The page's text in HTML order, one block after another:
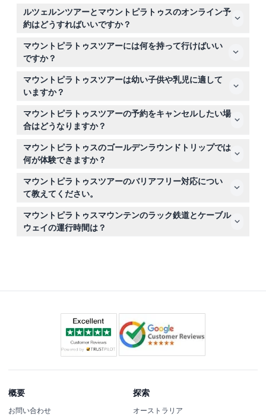
ルツェルンツアーとマウントピラトゥスのオンライン予
約はどうすればいいですか？
このウェブサイトでご希望の日付を選択し、予約手続き中
に空き状況を確認することで、簡単にマウントピラトゥス
ツアーをオンラインで予約できます。
マウントピラトゥスツアーには何を持って行けばいい
ですか？
快適な靴を履き、変わりやすい天候に備えて軽いジャケッ
トを持参し、食事や飲み物は含まれていないため、小額の
現金も用意してください。
マウントピラトゥスツアーは幼い子供や乳児に適して
いますか？
はい、お子様も参加可能ですが、乗客数に含める必要があ
ります。なお、13歳以上のお子様は大人料金が適用されま
す。
マウントピラトゥスツアーの予約をキャンセルしたい場
合はどうなりますか？
旅行日の48時間前までなら無料でキャンセル可能です。
48時間を切ったキャンセルは返金不可となり（銀行振込
手数料がかかる場合があります）。
マウントピラトゥスのゴールデンラウンドトリップでは
何が体験できますか？
ルツェルン湖での景色豊かなボート乗船、世界で最も急勾
配のラック鉄道での上昇、絶景のアルプスを望むパノラマ
ケーブルウェイの乗車をお楽しみいただけます（変更され
る場合がありますので予約時にご確認ください）。
マウントピラトゥスツアーのバリアフリー対応につい
て教えてください。
このツアーはベビーカーや車椅子には対応しておらず、自
力で歩行や階段の昇降ができる方に適しています。
マウントピラトゥスマウンテンのラック鉄道とケーブル
ウェイの運行時間は？
概要
お問い合わせ
探索
オーストラリア